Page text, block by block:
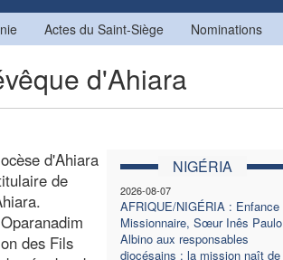
Actes du Saint-Siège Nominations
d'Ahiara
NIGÉRIA
2026-08-07
AFRIQUE/NIGÉRIA : Enfance
Missionnaire, Sœur Inês Paulo
Albino aux responsables
diocésains : la mission naît de
d'Ahiara
de
des Fils